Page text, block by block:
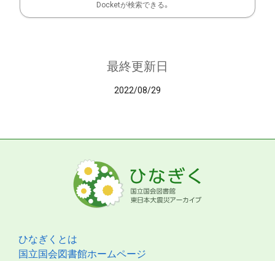
Docketが検索できる。
最終更新日
2022/08/29
ひなぎくとは
国立国会図書館ホームページ